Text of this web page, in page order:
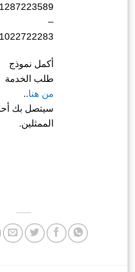
–
أكمل نموذج
طلب الخدمة
من هنا..
سيتصل بك
الممثلين.